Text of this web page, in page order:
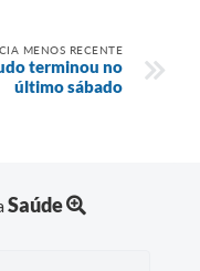
MENOS RECENTE
terminou no
último sábado
Saúde